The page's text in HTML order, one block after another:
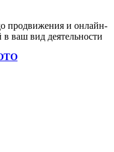
продвижения и онлайн-
ваш вид деятельности